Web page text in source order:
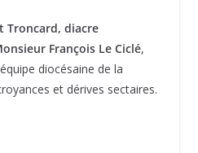
Troncard, diacre
François Le Ciclé,
diocésaine de la
et dérives sectaires.